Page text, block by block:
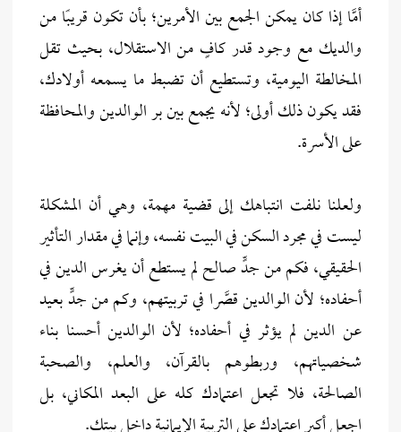
أمَّا إذا كان يمكن الجمع بين الأمرين؛ بأن تكون قريبًا من
والديك مع وجود قدر كافٍ من الاستقلال، بحيث تقل
المخالطة اليومية، وتستطيع أن تضبط ما يسمعه أولادك،
فقد يكون ذلك أولى؛ لأنه يجمع بين بر الوالدين والمحافظة
على الأسرة.
ولعلنا نلفت انتباهك إلى قضية مهمة، وهي أن المشكلة
ليست في مجرد السكن في البيت نفسه، وإنما في مقدار التأثير
الحقيقي، فكم من جدٍّ صالح لم يستطع أن يغرس الدين في
أحفاده؛ لأن الوالدين قصَّرا في تربيتهم، وكم من جدٍّ بعيد
عن الدين لم يؤثر في أحفاده؛ لأن الوالدين أحسنا بناء
شخصياتهم، وربطوهم بالقرآن، والعلم، والصحبة
الصالحة، فلا تجعل اعتمادك كله على البعد المكاني، بل